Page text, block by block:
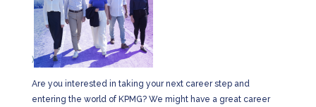
)
Are you interested in taking your next career step and
entering the world of KPMG? We might have a great career